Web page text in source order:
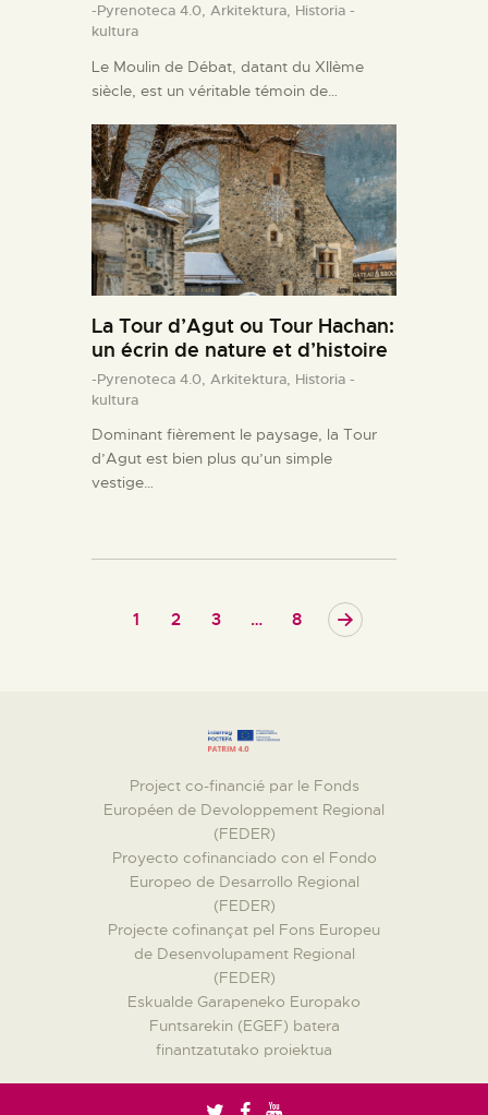
-Pyrenoteca 4.0, Arkitektura, Historia -
kultura
Le Moulin de Débat, datant du XIIème
siècle, est un véritable témoin de…
La Tour d’Agut ou Tour Hachan:
un écrin de nature et d’histoire
-Pyrenoteca 4.0, Arkitektura, Historia -
kultura
Dominant fièrement le paysage, la Tour
d’Agut est bien plus qu’un simple
vestige…
1 2 3 … 8
Project co-financié par le Fonds
Européen de Devoloppement Regional
(FEDER)
Proyecto cofinanciado con el Fondo
Europeo de Desarrollo Regional
(FEDER)
Projecte cofinançat pel Fons Europeu
de Desenvolupament Regional
(FEDER)
Eskualde Garapeneko Europako
Funtsarekin (EGEF) batera
finantzatutako proiektua